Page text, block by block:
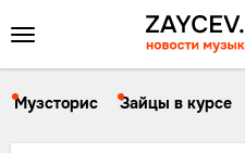
Музсторис Зайцы в курсе